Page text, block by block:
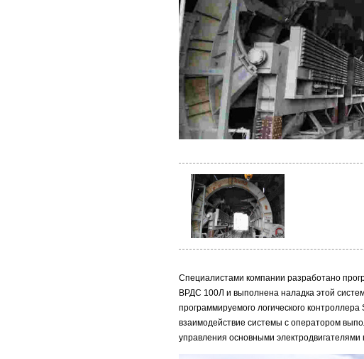
Специалистами компании разработано
ВРДС 100Л и выполнена наладка этой
программируемого логического
взаимодействие системы с оператором
управления основными